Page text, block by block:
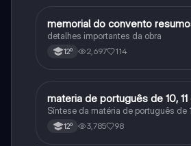
Português
memorial do convento
detalhes importantes da obra
12º 2,697 114
Português
materia de português de 10, 11
Síntese da matéria de português de
12º 3,785 98